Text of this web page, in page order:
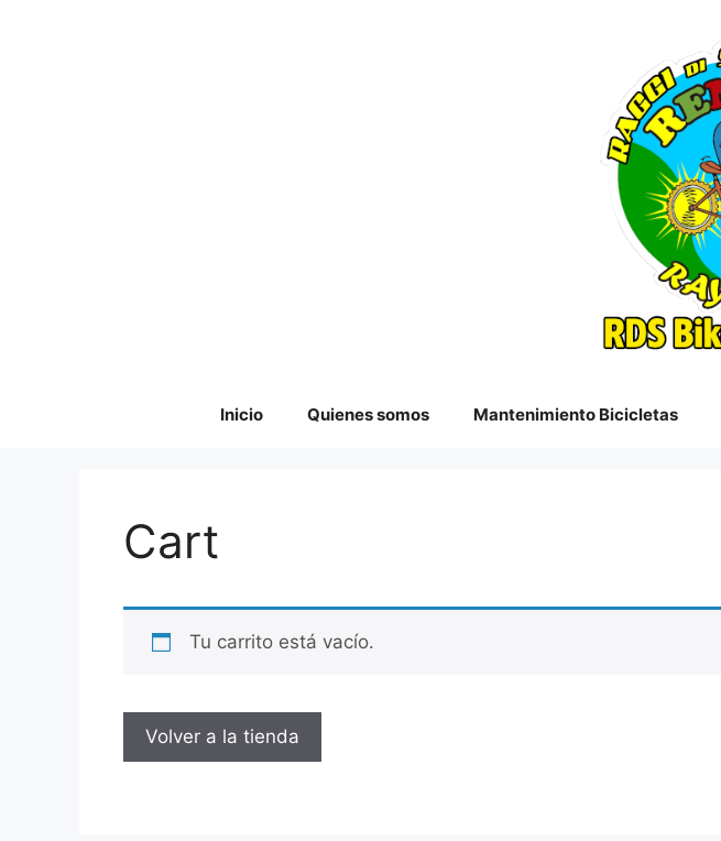
Inicio Quienes somos Mantenimiento Bicicletas
Cart
Tu carrito está vacío.
Volver a la tienda